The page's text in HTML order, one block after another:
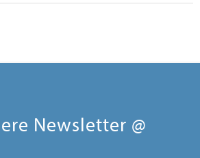
Newsletter @